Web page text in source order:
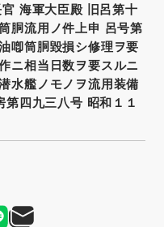
海軍大臣殿 旧呂第十
胴流用ノ件上申 呂号第
喞筒胴毀損シ修理ヲ要
ニ相当日数ヲ要スルニ
水艦ノモノヲ流用装備
四九三八号 昭和１１